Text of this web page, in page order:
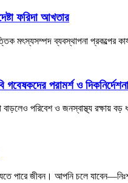
ফরিদা আখতার
মৎস্যসম্পদ ব্যবস্থাপনা
গবেষকদের পরামর্শ ও দিকনির্দেশনা
বাড়লেও পরিবেশ ও জনস্বাস্থ্য
যেতে পারে জীবন। আপনি চলে